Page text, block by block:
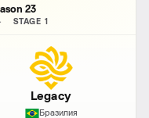
23
STAGE 1
Legacy
Бразилия